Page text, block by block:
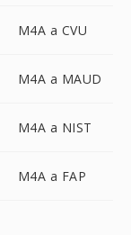
M4A a CVU
M4A a MAUD
M4A a NIST
M4A a FAP